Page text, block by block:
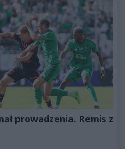
prowadzenia. Remis z